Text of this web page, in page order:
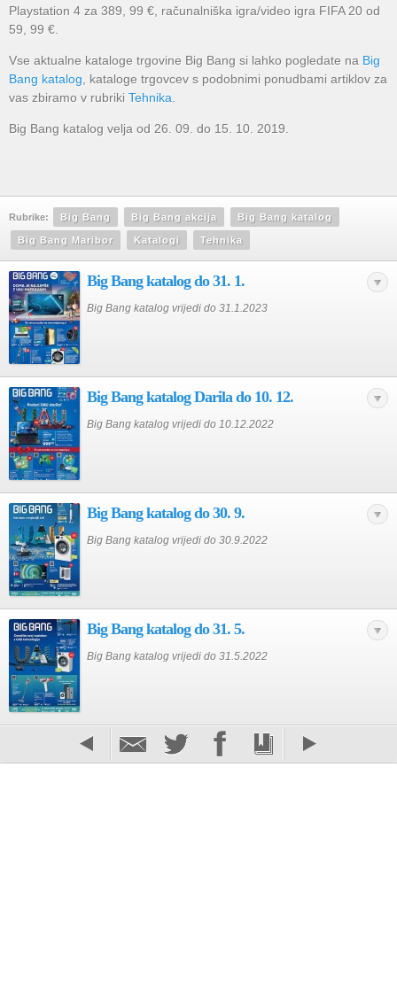
Playstation 4 za 389, 99 €, računalniška igra/video igra FIFA 20 od
59, 99 €.
Vse aktualne kataloge trgovine Big Bang si lahko pogledate na Big
Bang katalog , kataloge trgovcev s podobnimi ponudbami artiklov za
vas zbiramo v rubriki Tehnika
Big Bang katalog velja od 26. 09. do 15. 10. 2019.
Rubrike: Big Bang Big Bang akcija Big Bang katalog
Big Bang Maribor Katalogi Tehnika
Big Bang katalog do 31. 1.
Big Bang katalog vrijedi do 31.1.2023
Big Bang katalog Darila do 10. 12.
Big Bang katalog vrijedi do 10.12.2022
Big Bang katalog do 30. 9.
Big Bang katalog vrijedi do 30.9.2022
Big Bang katalog do 31. 5.
Big Bang katalog vrijedi do 31.5.2022